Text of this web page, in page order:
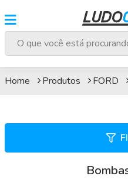
Home Produtos FORD
Bombas De Óleo